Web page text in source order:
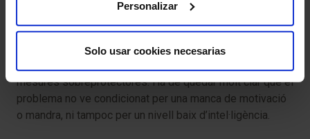
Personalizar
Solo usar cookies necesarias
L’atenció escolar s’ha de basar primordialment en la
comprensió del trastorn, encara que cal evitar les
mesures sobreprotectores. Ha de quedar molt clar que el
problema no ve condicionat per una manca de motivació
o mandra, ni tampoc per un nivell baix d’intel·ligència.